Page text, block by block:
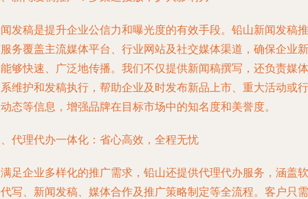
发稿是提升企业公信力和曝光度的有效手段。铅山新闻发稿推
务覆盖主流媒体平台、行业网站及社交媒体渠道，确保企业新
够快速、广泛地传播。我们不仅提供新闻稿撰写，还负责媒体
维护和发稿执行，帮助企业及时发布新品上市、重大活动或行
态等信息，增强品牌在目标市场中的知名度和美誉度。
代理代办一体化：省心高效，全程无忧
足企业多样化的推广需求，铅山还提供代理代办服务，涵盖软
写、新闻发稿、媒体合作及推广策略制定等全流程。客户只需